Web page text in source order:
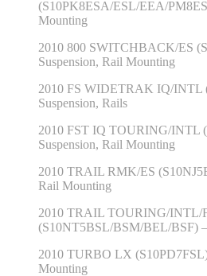
(S10PK8ESA/ESL/EEA/
Mounting
2010 800 SWITCHBACK/ES
Suspension, Rail Mounting
2010 FS WIDETRAK IQ/INTL
Suspension, Rails
2010 FST IQ TOURING/INTL
Suspension, Rail Mounting
2010 TRAIL RMK/ES
Rail Mounting
2010 TRAIL TOURING/INTL/
(S10NT5BSL/BSM/BEL/BSF)
2010 TURBO LX
Mounting